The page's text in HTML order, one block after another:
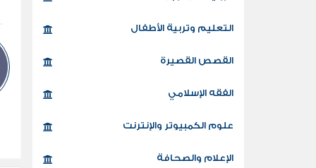
التعليم وتربية الأطفال
القصص القصيرة
الفقه الإسلامي
علوم الكمبيوتر والإنترنت
الإعلام والصحافة